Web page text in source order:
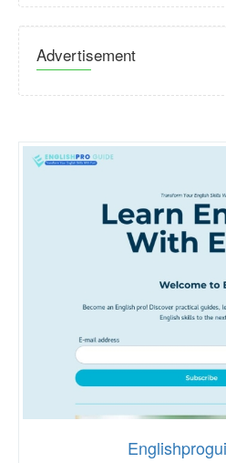
Advertisement